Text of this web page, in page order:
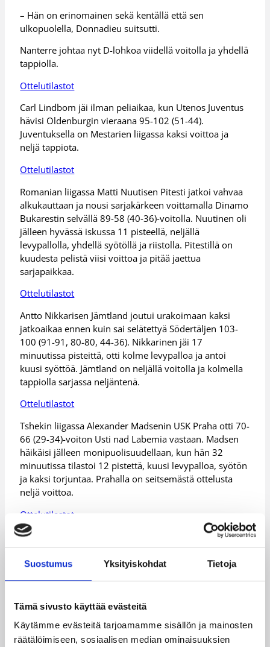
Suostumus Yksityiskohdat Tietoja
Tämä sivusto käyttää evästeitä
Käytämme evästeitä tarjoamamme sisällön ja mainosten
räätälöimiseen, sosiaalisen median ominaisuuksien
– Hän on erinomainen sekä kentällä että sen
ulkopuolella, Donnadieu suitsutti.
Nanterre johtaa nyt D-lohkoa viidellä voitolla ja yhdellä
tappiolla.
Ottelutilastot
Carl Lindbom jäi ilman peliaikaa, kun Utenos Juventus
hävisi Oldenburgin vieraana 95-102 (51-44).
Juventuksella on Mestarien liigassa kaksi voittoa ja
neljä tappiota.
Ottelutilastot
Romanian liigassa Matti Nuutisen Pitesti jatkoi vahvaa
alkukauttaan ja nousi sarjakärkeen voittamalla Dinamo
Bukarestin selvällä 89-58 (40-36)-voitolla. Nuutinen oli
jälleen hyvässä iskussa 11 pisteellä, neljällä
levypallolla, yhdellä syötöllä ja riistolla. Pitestillä on
kuudesta pelistä viisi voittoa ja pitää jaettua
sarjapaikkaa.
Ottelutilastot
Antto Nikkarisen Jämtland joutui urakoimaan kaksi
jatkoaikaa ennen kuin sai selätettyä Södertäljen 103-
100 (91-91, 80-80, 44-36). Nikkarinen jäi 17
minuutissa pisteittä, otti kolme levypalloa ja antoi
kuusi syöttöä. Jämtland on neljällä voitolla ja kolmella
tappiolla sarjassa neljäntenä.
Ottelutilastot
Tshekin liigassa Alexander Madsenin USK Praha otti 70-
66 (29-34)-voiton Usti nad Labemia vastaan. Madsen
häikäisi jälleen monipuolisuudellaan, kun hän 32
minuutissa tilastoi 12 pistettä, kuusi levypalloa, syötön
ja kaksi torjuntaa. Prahalla on seitsemästä ottelusta
neljä voittoa.
Ottelutilastot
Päivitetty16.11.2017
Carl Lindbom